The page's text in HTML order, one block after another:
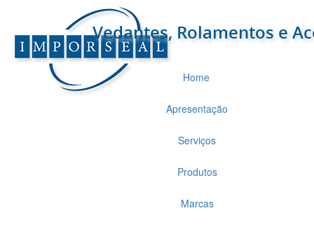
Home
Apresentação
Serviços
Produtos
Marcas